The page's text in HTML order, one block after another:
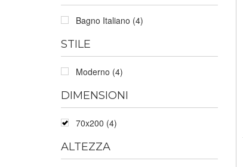
Bagno Italiano (4)
STILE
Moderno (4)
DIMENSIONI
70x200 (4)
ALTEZZA